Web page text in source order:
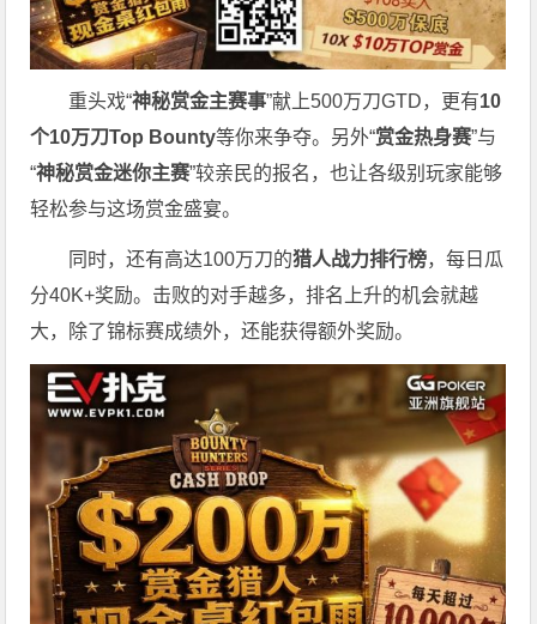
重头戏“神秘赏金主赛事”献上500万刀GTD，更有10
个10万刀Top Bounty等你来争夺。另外“赏金热身赛”与
“神秘赏金迷你主赛”较亲民的报名，也让各级别玩家能够
轻松参与这场赏金盛宴。
同时，还有高达100万刀的猎人战力排行榜，每日瓜
分40K+奖励。击败的对手越多，排名上升的机会就越
大，除了锦标赛成绩外，还能获得额外奖励。